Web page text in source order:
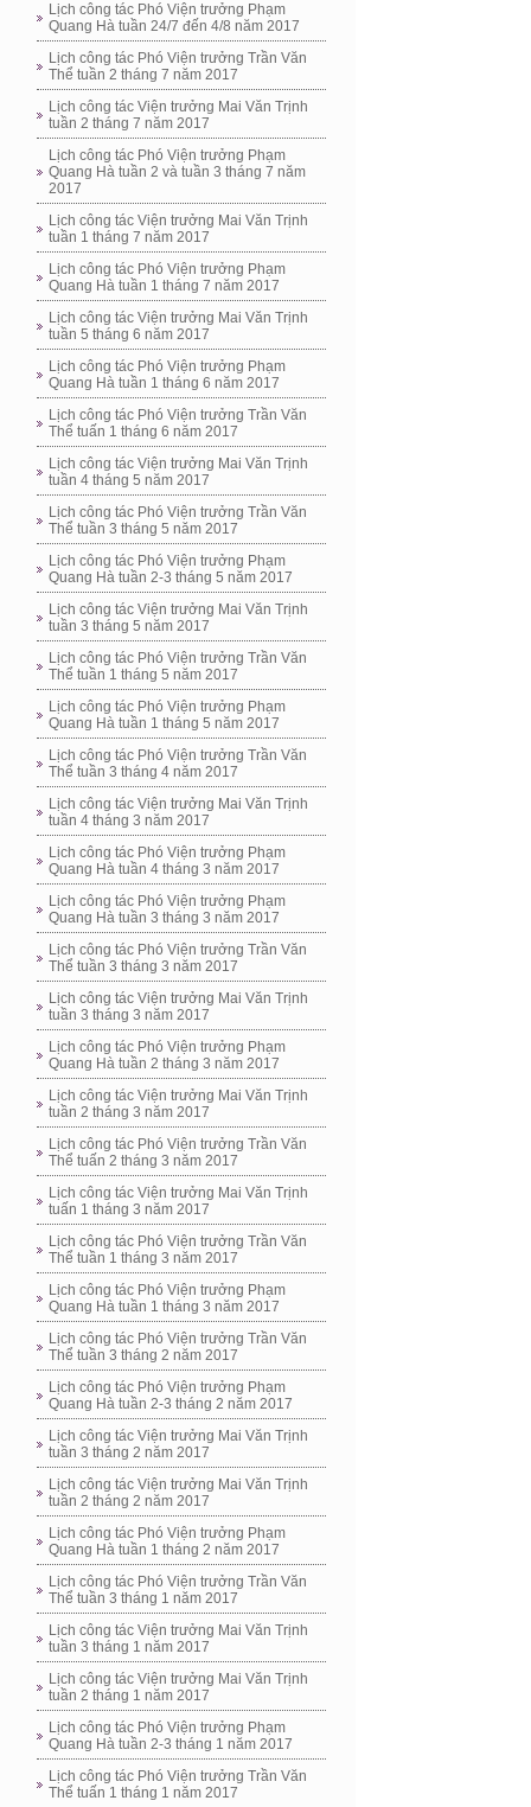
Lịch công tác Phó Viện trưởng Phạm
Quang Hà tuần 24/7 đến 4/8 năm 2017
Lịch công tác Phó Viện trưởng Trần Văn
Thể tuần 2 tháng 7 năm 2017
Lịch công tác Viện trưởng Mai Văn Trịnh
tuần 2 tháng 7 năm 2017
Lịch công tác Phó Viện trưởng Phạm
Quang Hà tuần 2 và tuần 3 tháng 7 năm
2017
Lịch công tác Viện trưởng Mai Văn Trịnh
tuần 1 tháng 7 năm 2017
Lịch công tác Phó Viện trưởng Phạm
Quang Hà tuần 1 tháng 7 năm 2017
Lịch công tác Viện trưởng Mai Văn Trịnh
tuần 5 tháng 6 năm 2017
Lịch công tác Phó Viện trưởng Phạm
Quang Hà tuần 1 tháng 6 năm 2017
Lịch công tác Phó Viện trưởng Trần Văn
Thể tuấn 1 tháng 6 năm 2017
Lịch công tác Viện trưởng Mai Văn Trịnh
tuần 4 tháng 5 năm 2017
Lịch công tác Phó Viện trưởng Trần Văn
Thể tuần 3 tháng 5 năm 2017
Lịch công tác Phó Viện trưởng Phạm
Quang Hà tuần 2-3 tháng 5 năm 2017
Lịch công tác Viện trưởng Mai Văn Trịnh
tuần 3 tháng 5 năm 2017
Lịch công tác Phó Viện trưởng Trần Văn
Thể tuần 1 tháng 5 năm 2017
Lịch công tác Phó Viện trưởng Phạm
Quang Hà tuần 1 tháng 5 năm 2017
Lịch công tác Phó Viện trưởng Trần Văn
Thể tuần 3 tháng 4 năm 2017
Lịch công tác Viện trưởng Mai Văn Trịnh
tuần 4 tháng 3 năm 2017
Lịch công tác Phó Viện trưởng Phạm
Quang Hà tuần 4 tháng 3 năm 2017
Lịch công tác Phó Viện trưởng Phạm
Quang Hà tuần 3 tháng 3 năm 2017
Lịch công tác Phó Viện trưởng Trần Văn
Thể tuần 3 tháng 3 năm 2017
Lịch công tác Viện trưởng Mai Văn Trịnh
tuần 3 tháng 3 năm 2017
Lịch công tác Phó Viện trưởng Phạm
Quang Hà tuần 2 tháng 3 năm 2017
Lịch công tác Viện trưởng Mai Văn Trịnh
tuần 2 tháng 3 năm 2017
Lịch công tác Phó Viện trưởng Trần Văn
Thể tuấn 2 tháng 3 năm 2017
Lịch công tác Viện trưởng Mai Văn Trịnh
tuấn 1 tháng 3 năm 2017
Lịch công tác Phó Viện trưởng Trần Văn
Thể tuần 1 tháng 3 năm 2017
Lịch công tác Phó Viện trưởng Phạm
Quang Hà tuần 1 tháng 3 năm 2017
Lịch công tác Phó Viện trưởng Trần Văn
Thể tuần 3 tháng 2 năm 2017
Lịch công tác Phó Viện trưởng Phạm
Quang Hà tuần 2-3 tháng 2 năm 2017
Lịch công tác Viện trưởng Mai Văn Trịnh
tuần 3 tháng 2 năm 2017
Lịch công tác Viện trưởng Mai Văn Trịnh
tuần 2 tháng 2 năm 2017
Lịch công tác Phó Viện trưởng Phạm
Quang Hà tuần 1 tháng 2 năm 2017
Lịch công tác Phó Viện trưởng Trần Văn
Thể tuần 3 tháng 1 năm 2017
Lịch công tác Viện trưởng Mai Văn Trịnh
tuần 3 tháng 1 năm 2017
Lịch công tác Viện trưởng Mai Văn Trịnh
tuần 2 tháng 1 năm 2017
Lịch công tác Phó Viện trưởng Phạm
Quang Hà tuần 2-3 tháng 1 năm 2017
Lịch công tác Phó Viện trưởng Trần Văn
Thể tuấn 1 tháng 1 năm 2017